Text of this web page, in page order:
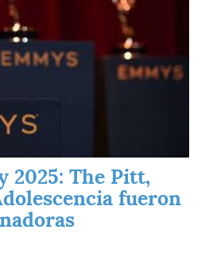
2025: The Pitt,
fueron